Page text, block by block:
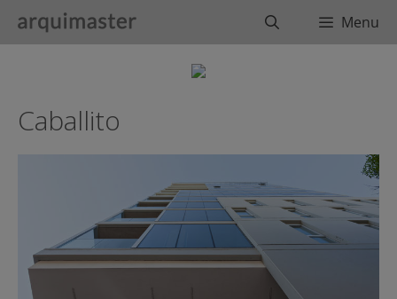
BuscarMenu
Caballito